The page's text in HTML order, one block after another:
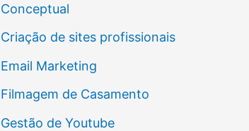
Conceptual
Criação de sites profissionais
Email Marketing
Filmagem de Casamento
Gestão de Youtube